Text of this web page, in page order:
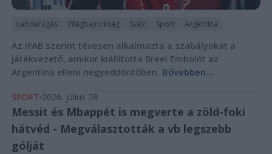
Labdarúgás Világbajnokság Svájc Sport Argentína
Az IFAB szerint tévesen alkalmazta a szabályokat a
játékvezető, amikor kiállította Breel Embolót az
Argentína elleni negyeddöntőben. Bővebben...
SPORT 2026. július 28.
Messit és Mbappét is megverte a zöld-foki
hátvéd - Megválasztották a vb legszebb
gólját